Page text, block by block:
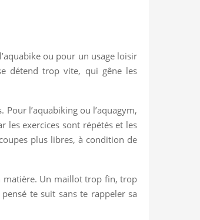
ou pour un usage loisir
détend trop vite, qui gêne les
l’aquabiking ou l’aquagym,
les exercices sont répétés et les
plus libres, à condition de
matière. Un maillot trop fin, trop
te suit sans te rappeler sa